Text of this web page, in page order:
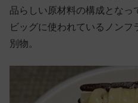
品らしい原材料の構成となっ
ビッグに使われているノン
別物。